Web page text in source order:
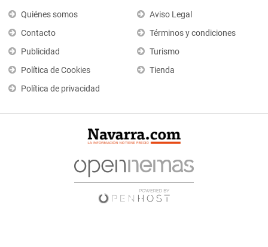
Quiénes somos
Contacto
Publicidad
Política de Cookies
Política de privacidad
Aviso Legal
Términos y condiciones
Turismo
Tienda